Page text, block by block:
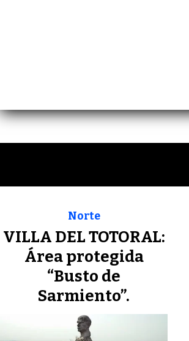
VILLA DEL TOTORAL:
Área protegida
“Busto de
Sarmiento”.
Norte